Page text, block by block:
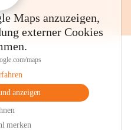
Maps anzuzeigen,
externer Cookies
maps
anzeigen
merken